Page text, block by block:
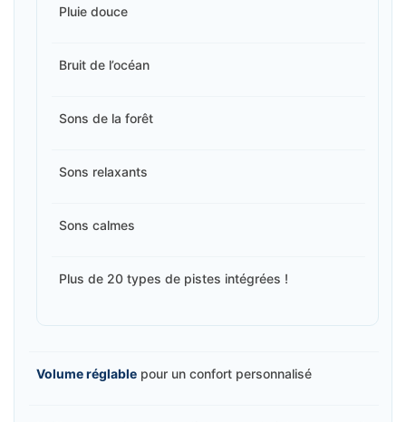
Pluie douce
Bruit de l’océan
Sons de la forêt
Sons relaxants
Sons calmes
Plus de 20 types de pistes intégrées !
Volume réglable pour un confort personnalisé